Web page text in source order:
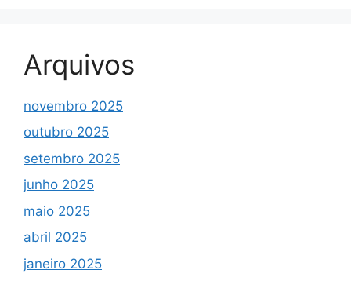
Arquivos
novembro 2025
outubro 2025
setembro 2025
junho 2025
maio 2025
abril 2025
janeiro 2025